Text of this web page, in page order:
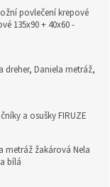
povlečení krepové
135x90 + 40x60 -
dreher, Daniela metráž,
a osušky FIRUZE
metráž žakárová Nela
bílá